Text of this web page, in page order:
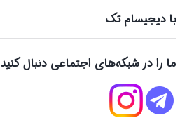
با دیجیسام تک
ما را در شبکه‌های اجتماعی دنبال کنید